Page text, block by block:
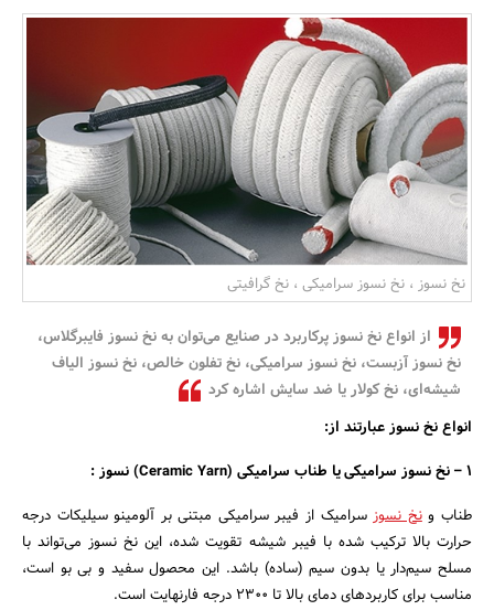
مسکن و ساختمان
نخ نسوز ، نخ نسوز سرامیکی ، نخ گرافیتی
از انواع نخ نسوز پرکاربرد در صنایع می‌توان به نخ نسوز فایبرگلاس،
نخ نسوز آزبست، نخ نسوز سرامیکی، نخ تفلون خالص، نخ نسوز الیاف
شیشه‌ای، نخ کولار یا ضد سایش اشاره کرد
انواع نخ نسوز عبارتند از:
۱ – نخ نسوز سرامیکی یا طناب سرامیکی (Ceramic Yarn) نسوز :
طناب ونخ نسوز سرامیک از فیبر سرامیکی مبتنی بر آلومینو سیلیکات درجه
حرارت بالا ترکیب شده با فیبر شیشه تقویت شده، این نخ نسوز می‌تواند با
مسلح سیم‌دار یا بدون سیم (ساده) باشد. این محصول سفید و بی بو است،
مناسب برای کاربردهای دمای بالا تا ۲۳۰۰ درجه فارنهایت است.